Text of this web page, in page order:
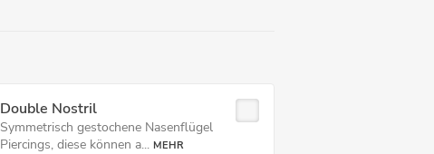
Double Nostril
Symmetrisch gestochene Nasenflügel
Piercings, diese können a... MEHR